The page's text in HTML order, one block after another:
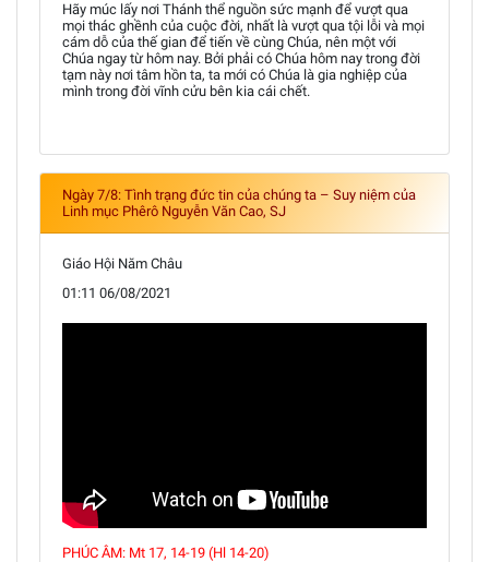
Hãy múc lấy nơi Thánh thể nguồn sức mạnh để vượt qua
mọi thác ghềnh của cuộc đời, nhất là vượt qua tội lỗi và mọi
cám dỗ của thế gian để tiến về cùng Chúa, nên một với
Chúa ngay từ hôm nay. Bởi phải có Chúa hôm nay trong đời
tạm này nơi tâm hồn ta, ta mới có Chúa là gia nghiệp của
mình trong đời vĩnh cửu bên kia cái chết.
Ngày 7/8: Tình trạng đức tin của chúng ta – Suy niệm của
Linh mục Phêrô Nguyễn Văn Cao, SJ
Giáo Hội Năm Châu
01:11 06/08/2021
PHÚC ÂM: Mt 17, 14-19 (Hl 14-20)